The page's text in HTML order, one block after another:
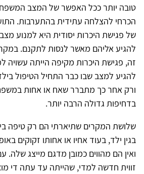
טובה יותר ככל האפשר של המצב
הכרחי להצלחה עתידית בהתערבות.
של פגישת היכרות יסודית היא למנוע
להגיע אליהם מאשר לנסות לתקנם.
זה, פגישת היכרות מקיפה הייתה עשויה
להגיע למצב שבו כבר התחיל הטיפול
ורק אחר כך מתברר שאח או אחות
בדחיפות גדולה הרבה יותר.
שלושת המקרים שתיארתי הם רק טיפה
בגין ילד, בעוד אחיו או אחותו זקוקים
ואין הם מהווים כמובן מדגם מייצג
זווית חדשה למדי, שהייתה עד עתה די